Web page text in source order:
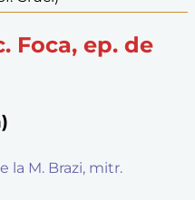
Foca, ep. de
la M. Brazi, mitr.